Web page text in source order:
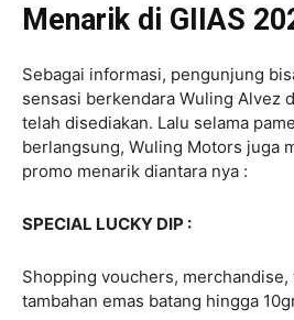
Menarik di GIIAS
Sebagai informasi, pengunjung
sensasi berkendara Wuling Alvez
telah disediakan. Lalu selama
berlangsung, Wuling Motors juga
promo menarik diantara nya :
SPECIAL LUCKY DIP :
Shopping vouchers, merchandise,
tambahan emas batang hingga